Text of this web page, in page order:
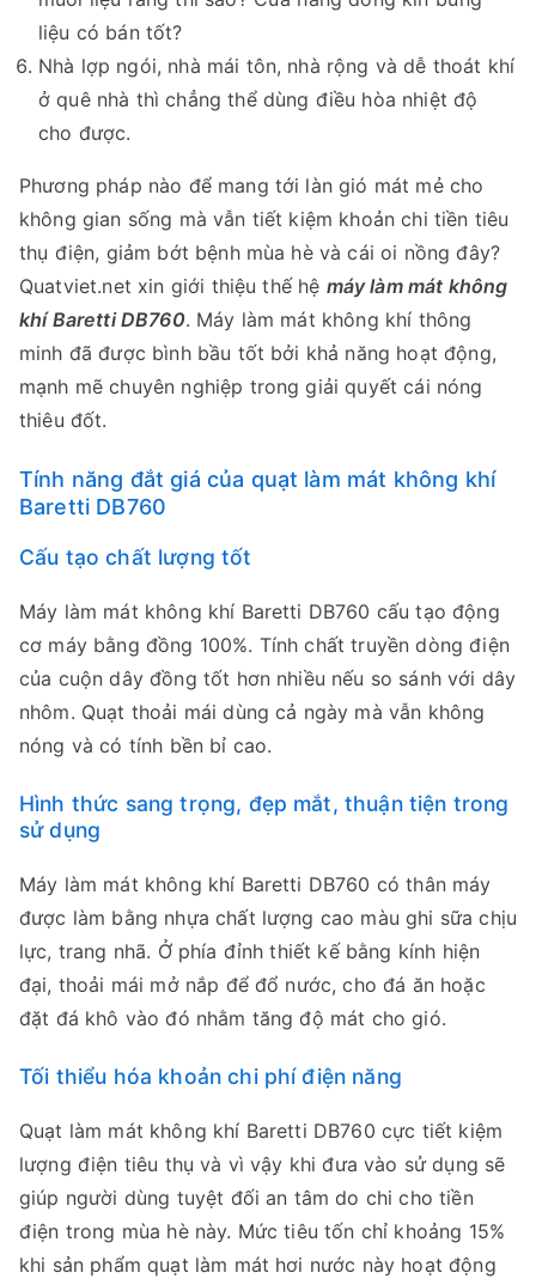
liệu có bán tốt?
Nhà lợp ngói, nhà mái tôn, nhà rộng và dễ thoát khí
ở quê nhà thì chẳng thể dùng điều hòa nhiệt độ
cho được.
Phương pháp nào để mang tới làn gió mát mẻ cho
không gian sống mà vẫn tiết kiệm khoản chi tiền tiêu
thụ điện, giảm bớt bệnh mùa hè và cái oi nồng đây?
Quatviet.net xin giới thiệu thế hệ máy làm mát không
khí Baretti DB760. Máy làm mát không khí thông
minh đã được bình bầu tốt bởi khả năng hoạt động,
mạnh mẽ chuyên nghiệp trong giải quyết cái nóng
thiêu đốt.
Tính năng đắt giá của quạt làm mát không khí
Baretti DB760
Cấu tạo chất lượng tốt
Máy làm mát không khí Baretti DB760 cấu tạo động
cơ máy bằng đồng 100%. Tính chất truyền dòng điện
của cuộn dây đồng tốt hơn nhiều nếu so sánh với dây
nhôm. Quạt thoải mái dùng cả ngày mà vẫn không
nóng và có tính bền bỉ cao.
Hình thức sang trọng, đẹp mắt, thuận tiện trong
sử dụng
Máy làm mát không khí Baretti DB760 có thân máy
được làm bằng nhựa chất lượng cao màu ghi sữa chịu
lực, trang nhã. Ở phía đỉnh thiết kế bằng kính hiện
đại, thoải mái mở nắp để đổ nước, cho đá ăn hoặc
đặt đá khô vào đó nhằm tăng độ mát cho gió.
Tối thiểu hóa khoản chi phí điện năng
Quạt làm mát không khí Baretti DB760 cực tiết kiệm
lượng điện tiêu thụ và vì vậy khi đưa vào sử dụng sẽ
giúp người dùng tuyệt đối an tâm do chi cho tiền
điện trong mùa hè này. Mức tiêu tốn chỉ khoảng 15%
khi sản phẩm quạt làm mát hơi nước này hoạt động